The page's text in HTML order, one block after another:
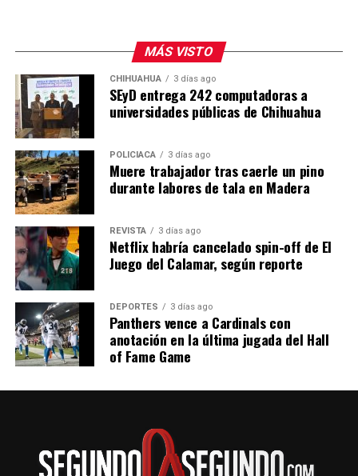
MÁS VISTO
CHIHUAHUA 3 días ago
SEyD entrega 242 computadoras a
universidades públicas de Chihuahua
POLICIACA 3 días ago
Muere trabajador tras caerle un pino
durante labores de tala en Madera
REVISTA 3 días ago
Netflix habría cancelado spin-off de El
Juego del Calamar, según reporte
DEPORTES 3 días ago
Panthers vence a Cardinals con
anotación en la última jugada del Hall
of Fame Game